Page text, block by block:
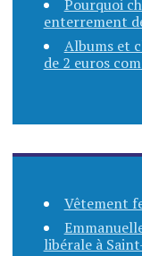
Pourquoi
enterrement
Albums et
de 2 euros
Vêtement
libérale à